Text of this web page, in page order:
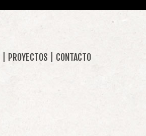
PROYECTOS CONTACTO